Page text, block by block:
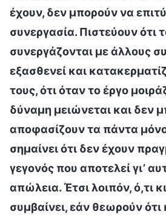
έχουν, δεν μπορούν να
συνεργασία. Πιστεύουν ότι
συνεργάζονται με άλλους
εξασθενεί και
τους, ότι όταν το έργο
δύναμη μειώνεται και δεν
αποφασίζουν τα πάντα
σημαίνει ότι δεν έχουν
γεγονός που αποτελεί γι’
απώλεια. Έτσι λοιπόν, ό,τι
συμβαίνει, εάν θεωρούν